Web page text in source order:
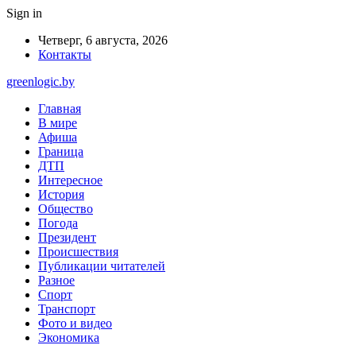
Sign in
Четверг, 6 августа, 2026
Контакты
greenlogic.by
Главная
В мире
Афиша
Граница
ДТП
Интересное
История
Общество
Погода
Президент
Происшествия
Публикации читателей
Разное
Спорт
Транспорт
Фото и видео
Экономика